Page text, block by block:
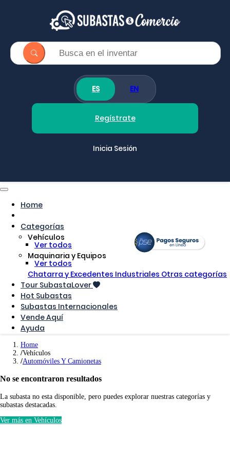
ES EN
Regístrate
Inicia Sesión
Home
Categorías
Vehículos
Ver todos
Maquinaria y Equipos
Ver todos
Chatarra y Excedentes Industriales Otras categorías
Tour SubastaLover
Hot Subastas
Subastas Internacionales
Vende Aquí
Ayuda
Home
Vehículos
Automóviles Y Camionetas
No se encontraron resultados
La subasta no esta disponible, pero puedes explorar nuestras categorías y
subastas destacadas.
Ver más en Vehículos